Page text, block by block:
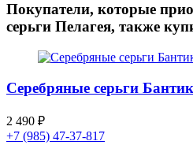
Покупатели, которые
серьги Пелагея, также
Серебряные серьги
2 490 ₽
+7 (985) 47-37-817